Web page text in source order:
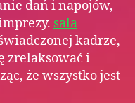
dań i napojów,
sala
kadrze,
zrelaksować i
że wszystko jest